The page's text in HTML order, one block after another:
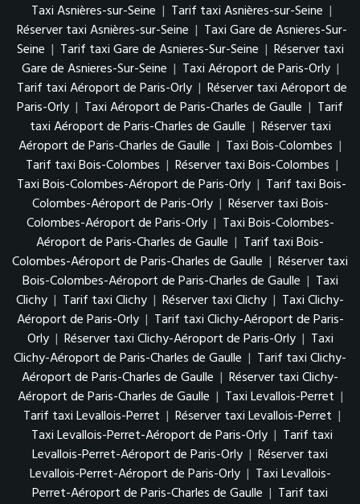
Taxi Asnières-sur-Seine | Tarif taxi Asnières-sur-Seine |
Réserver taxi Asnières-sur-Seine | Taxi Gare de Asnieres-Sur-
Seine | Tarif taxi Gare de Asnieres-Sur-Seine | Réserver taxi
Gare de Asnieres-Sur-Seine | Taxi Aéroport de Paris-Orly |
Tarif taxi Aéroport de Paris-Orly | Réserver taxi Aéroport de
Paris-Orly | Taxi Aéroport de Paris-Charles de Gaulle | Tarif
taxi Aéroport de Paris-Charles de Gaulle | Réserver taxi
Aéroport de Paris-Charles de Gaulle | Taxi Bois-Colombes |
Tarif taxi Bois-Colombes | Réserver taxi Bois-Colombes |
Taxi Bois-Colombes-Aéroport de Paris-Orly | Tarif taxi Bois-
Colombes-Aéroport de Paris-Orly | Réserver taxi Bois-
Colombes-Aéroport de Paris-Orly | Taxi Bois-Colombes-
Aéroport de Paris-Charles de Gaulle | Tarif taxi Bois-
Colombes-Aéroport de Paris-Charles de Gaulle | Réserver taxi
Bois-Colombes-Aéroport de Paris-Charles de Gaulle | Taxi
Clichy | Tarif taxi Clichy | Réserver taxi Clichy | Taxi Clichy-
Aéroport de Paris-Orly | Tarif taxi Clichy-Aéroport de Paris-
Orly | Réserver taxi Clichy-Aéroport de Paris-Orly | Taxi
Clichy-Aéroport de Paris-Charles de Gaulle | Tarif taxi Clichy-
Aéroport de Paris-Charles de Gaulle | Réserver taxi Clichy-
Aéroport de Paris-Charles de Gaulle | Taxi Levallois-Perret |
Tarif taxi Levallois-Perret | Réserver taxi Levallois-Perret |
Taxi Levallois-Perret-Aéroport de Paris-Orly | Tarif taxi
Levallois-Perret-Aéroport de Paris-Orly | Réserver taxi
Levallois-Perret-Aéroport de Paris-Orly | Taxi Levallois-
Perret-Aéroport de Paris-Charles de Gaulle | Tarif taxi